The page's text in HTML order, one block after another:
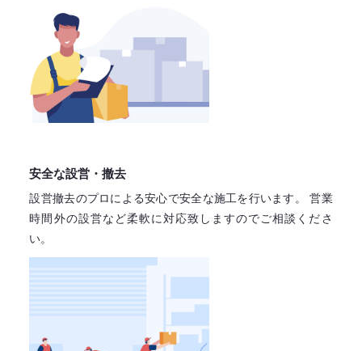
安全な設営・撤去
設営撤去のプロによる安心で安全な施工を行います。
営業
時間外の設営など柔軟に対応致しますのでご相談くださ
い。